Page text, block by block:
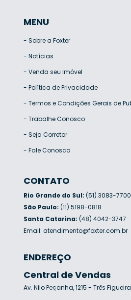
MENU
- Sobre a Foxter
- Notícias
- Venda seu Imóvel
- Política de Privacidade
- Termos e Condições Gerais de
- Trabalhe Conosco
- Seja Corretor
- Fale Conosco
CONTATO
Rio Grande do Sul: (51) 3083-7700
São Paulo: (11) 5198-0818
Santa Catarina: (48) 4042-3747
Email: atendimento@foxter.com.br
ENDEREÇO
Central de Vendas
Av. Nilo Peçanha, 1215 - Três